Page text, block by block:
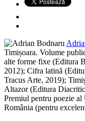
Timișoara. Volume
alte forme fixe (Editura
2012); Cifra latină
Tracus Arte, 2019);
Altazor (Editura
Premiul pentru poezie
România (pentru